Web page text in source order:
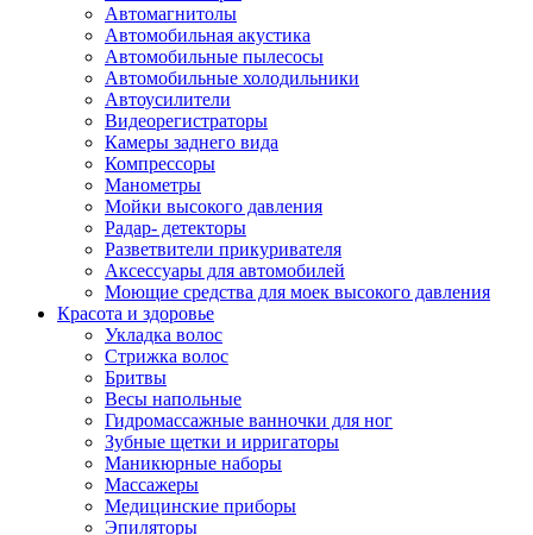
Автомагнитолы
Автомобильная акустика
Автомобильные пылесосы
Автомобильные холодильники
Автоусилители
Видеорегистраторы
Камеры заднего вида
Компрессоры
Манометры
Мойки высокого давления
Радар- детекторы
Разветвители прикуривателя
Аксессуары для автомобилей
Моющие средства для моек высокого давления
Красота и здоровье
Укладка волос
Стрижка волос
Бритвы
Весы напольные
Гидромассажные ванночки для ног
Зубные щетки и ирригаторы
Маникюрные наборы
Массажеры
Медицинские приборы
Эпиляторы